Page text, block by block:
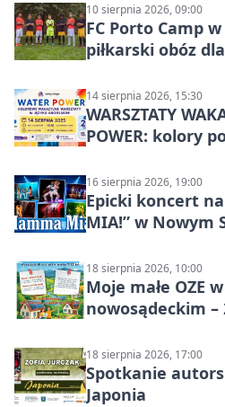
10 sierpnia 2026, 09:00
FC Porto Camp
piłkarski obóz
14 sierpnia 2026, 15:30
WARSZTATY
POWER: kolory
16 sierpnia 2026, 19:00
Epicki koncert
MIA!” w Nowym
18 sierpnia 2026, 10:00
Moje małe OZE
nowosądeckim –
18 sierpnia 2026, 17:00
Spotkanie
Japonia